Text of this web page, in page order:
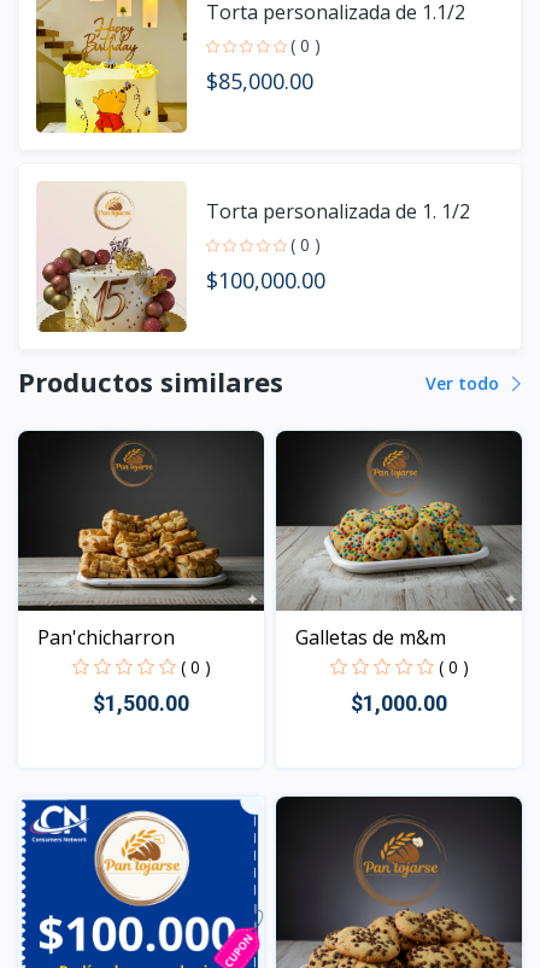
Torta personalizada de 1.1/2
( 0 )
$85,000.00
Torta personalizada de 1. 1/2
( 0 )
$100,000.00
Productos similares Ver todo
Pan'chicharron
( 0 )
$1,500.00
Vista
Galletas de m&m
( 0 )
$1,000.00
Vista